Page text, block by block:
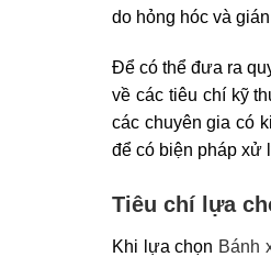
do hỏng hóc và
Để có thể đưa ra
về các tiêu chí kỹ
các chuyên gia có
để có biện pháp xử
Tiêu chí lựa
Khi lựa chọn Bánh